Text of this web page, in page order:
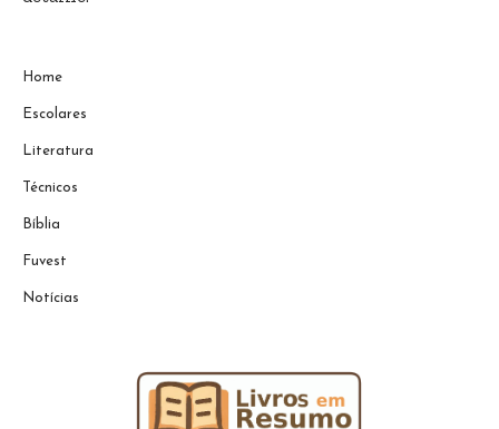
Home
Escolares
Literatura
Técnicos
Bíblia
Fuvest
Notícias